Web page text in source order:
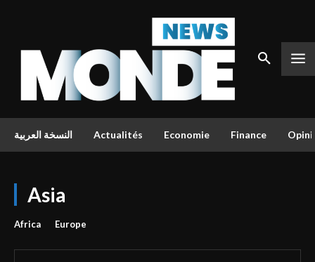
النسخة العربية Actualités Economie Finance
Asia
Africa Europe